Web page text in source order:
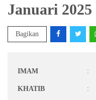
Januari 2025
Bagikan
IMAM :
KHATIB :